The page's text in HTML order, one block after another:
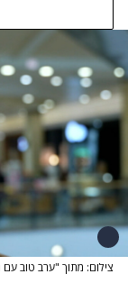
צילום: מתוך "ערב טוב עם